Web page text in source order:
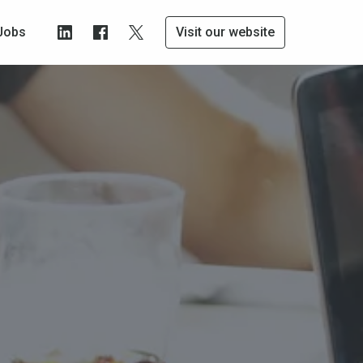
Visit our website